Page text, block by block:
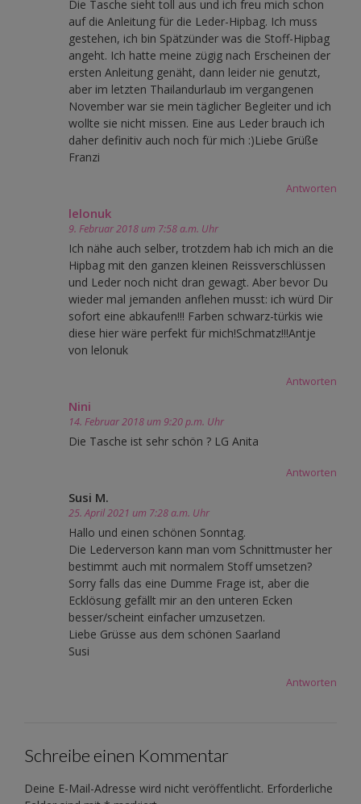
Die Tasche sieht toll aus und ich freu mich schon
auf die Anleitung für die Leder-Hipbag. Ich muss
gestehen, ich bin Spätzünder was die Stoff-Hipbag
angeht. Ich hatte meine zügig nach Erscheinen der
ersten Anleitung genäht, dann leider nie genutzt,
aber im letzten Thailandurlaub im vergangenen
November war sie mein täglicher Begleiter und ich
wollte sie nicht missen. Eine aus Leder brauch ich
daher definitiv auch noch für mich :)Liebe Grüße
Franzi
Antworten
lelonuk
9. Februar 2018 um 7:58 a.m. Uhr
Ich nähe auch selber, trotzdem hab ich mich an die
Hipbag mit den ganzen kleinen Reissverschlüssen
und Leder noch nicht dran gewagt. Aber bevor Du
wieder mal jemanden anflehen musst: ich würd Dir
sofort eine abkaufen!!! Farben schwarz-türkis wie
diese hier wäre perfekt für mich!Schmatz!!!Antje
von lelonuk
Antworten
Nini
14. Februar 2018 um 9:20 p.m. Uhr
Die Tasche ist sehr schön ? LG Anita
Antworten
Susi M.
25. April 2021 um 7:28 a.m. Uhr
Hallo und einen schönen Sonntag.
Die Lederverson kann man vom Schnittmuster her
bestimmt auch mit normalem Stoff umsetzen?
Sorry falls das eine Dumme Frage ist, aber die
Ecklösung gefällt mir an den unteren Ecken
besser/scheint einfacher umzusetzen.
Liebe Grüsse aus dem schönen Saarland
Susi
Antworten
Schreibe einen Kommentar
Deine E-Mail-Adresse wird nicht veröffentlicht. Erforderliche